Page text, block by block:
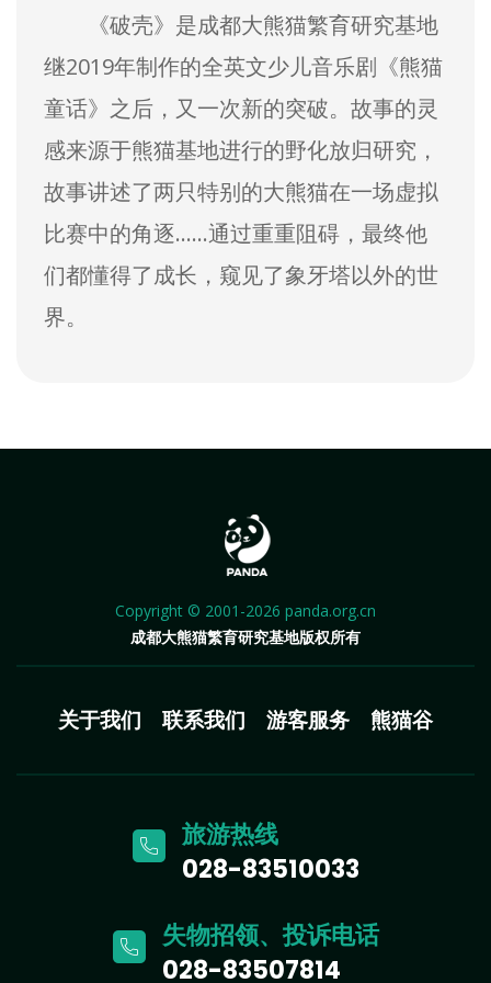
《破壳》是成都大熊猫繁育研究基地
继2019年制作的全英文少儿音乐剧《熊猫
童话》之后，又一次新的突破。故事的灵
感来源于熊猫基地进行的野化放归研究，
故事讲述了两只特别的大熊猫在一场虚拟
比赛中的角逐……通过重重阻碍，最终他
们都懂得了成长，窥见了象牙塔以外的世
界。
Copyright © 2001-2026 panda.org.cn
成都大熊猫繁育研究基地版权所有
关于我们 联系我们 游客服务 熊猫谷
旅游热线
028-83510033
失物招领、投诉电话
028-83507814